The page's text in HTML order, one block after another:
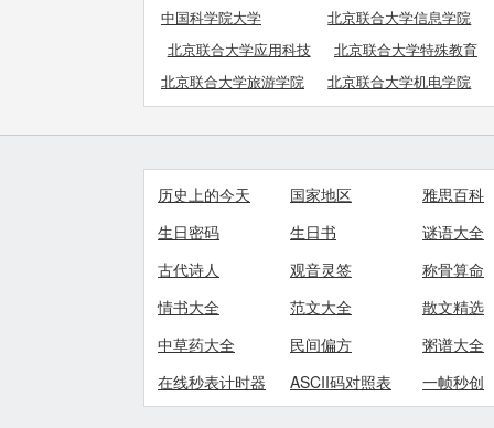
学院
中国科学院大学
北京联合大学信息学院
北京联合大学应用科技
学院
北京联合大学特殊教育
学院
北京联合大学旅游学院 北京联合大学机电学院
历史上的今天 国家地区
雅思百科
生日密码
生日书
谜语大全
古代诗人
观音灵签
称骨算命
情书大全
范文大全
散文精选
中草药大全
民间偏方
粥谱大全
在线秒表计时器
ASCII码对照表 一帧秒创